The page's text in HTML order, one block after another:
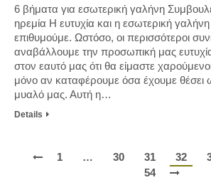
6 βήματα για εσωτερική γαλήνη
ηρεμία Η ευτυχία και η εσωτερική γαλήνη
επιθυμούμε. Ωστόσο, οι περισσότεροι
αναβάλλουμε την προσωπική μας
στον εαυτό μας ότι θα είμαστε
μόνο αν καταφέρουμε όσα έχουμε θέσει
μυαλό μας. Αυτή η…
Details
1 … 30 31 32
54